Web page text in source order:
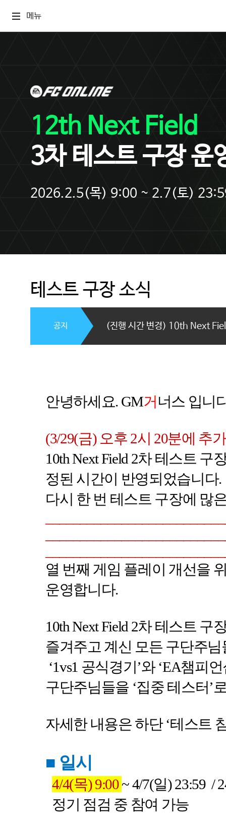
메뉴
12th Next Field
3차 테스트 구장 운
2026.2.5(목) 9:00 ~ 2.7(토)
테스트 구장 소식
(진행 시간 변경) 10th Next
공지
안녕하세요. GM거 너스 입니
(3/29(금) 오후 2시 20분에 추
10th Next Field 2차 테스트 구
정된 시간이 반영되었습니다.
다시 한 번 테스트 구장에 많
열 번째 게임 플레이 개선을
운영합니다.
10th Next Field 2차 테스트 구
즐겨주고 계신 모든 구단주
‘1vs1 공식경기’와‘EA챔피
구단주님들을 ‘집중 테스터’
자세한 내용은 하단‘테스트
■ 일시
4/4(목) 9:00~ 4/7(일) 23:59 /
정기 점검 중 참여 가능